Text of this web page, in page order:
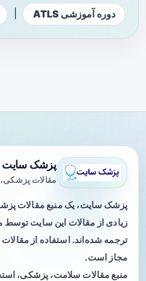
دوره آموزشی ATLS
پزشک سایت
مقالات
پزشک سایت، یک منبع مقالات
زیادی از مقالات این سایت توسط
ترجمه شده‌اند. استفاده از
مجاز است.
منبع مقالات سلامت، پزشکی،